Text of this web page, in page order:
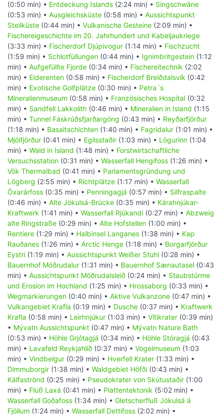
(0:50 min) • Entdeckung Islands (2:24 min) • Singschwäne
(0:53 min) • Ausgleichsküste (0:58 min) • Aussichtspunkt
Steilküste (0:44 min) • Vulkanische Gesteine (2:09 min) •
Fischereigeschichte im 20. Jahrhundert und Kabeljaukriege
(3:33 min) • Fischerdorf Djúpivogur (1:14 min) • Fischzucht
(1:59 min) • Schlotfüllungen (0:44 min) • Ignimbritgestein (1:12
min) • Aufgefüllte Fjorde (0:34 min) • Fischereitechnik (2:02
min) • Eiderenten (0:58 min) • Fischerdorf Breiðdalsvík (0:42
min) • Exotische Golfplätze (0:30 min) • Petra´s
Mineralienmuseum (0:58 min) • Französisches Hospital (0:32
min) • Sandfell Lakkolith (0:46 min) • Mineralien in Island (1:15
min) • Tunnel Fáskrúðsfjarðargöng (0:43 min) • Reyðarfjörður
(1:18 min) • Basaltschichten (1:40 min) • Fagridalur (1:01 min) •
Mjóifjörður (0:41 min) • Egilsstaðir (1:03 min) • Lögurinn (1:04
min) • Wald in Island (1:48 min) • Forstwirtschaftliche
Versuchsstation (0:31 min) • Wasserfall Hengifoss (1:26 min) •
Vök Thermalbad (0:41 min) • Parlamentsgründung und
Lögberg (2:55 min) • Richtplätze (1:17 min) • Wasserfall
Öxarárfoss (0:35 min) • Penningagjá (0:57 min) • Silfraspalte
(0:46 min) • Alte Jökulsá-Brücke (0:35 min) • Kárahnjúkar-
Kraftwerk (1:41 min) • Wasserfall Rjúkandi (0:27 min) • Abzweig
alte Ringstraße (0:29 min) • Alte Hofstellen (1:00 min) •
Rentiere (1:29 min) • Halbinsel Langanes (1:38 min) • Kap
Rauðanes (1:26 min) • Arctic Henge (1:18 min) • Borgarfjörður
Eystri (1:19 min) • Aussichtspunkt Weißer Stuhl (0:28 min) •
Bauernhof Möðrudalur (1:31 min) • Bauernhof Sænautasel (0:43
min) • Aussichtspunkt Möðrudalsleið (0:24 min) • Staubstürme
und Erosion im Hochland (1:25 min) • Hrossaborg (0:33 min) •
Wegmarkierungen (0:40 min) • Aktive Vulkanzone (0:47 min) •
Vulkangebiet Krafla (0:19 min) • Dusche (0:37 min) • Kraftwerk
Krafla (0:58 min) • Leirhnjúkur (1:03 min) • Vítikrater (0:39 min)
• Mývatn Aussichtspunkt (0:47 min) • Mývatn Nature Bath
(0:53 min) • Höhle Grjótagjá (0:34 min) • Höhle Stóragjá (0:43
min) • Lavafeld Reykjahlíð (0:37 min) • Vogelmuseum (1:03
min) • Vindbelgur (0:29 min) • Hverfell Krater (1:33 min) •
Dimmuborgir (1:38 min) • Waldgebiet Höfði (0:43 min) •
Kálfaströnd (0:25 min) • Pseudokrater von Skútustaðir (1:00
min) • Fluß Laxá (0:41 min) • Plattentektonik (5:02 min) •
Wasserfall Goðafoss (1:34 min) • Gletscherfluß Jökulsá á
Fjöllum (1:24 min) • Wasserfall Dettifoss (2:02 min) •